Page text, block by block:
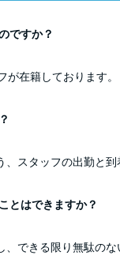
ですか？
在籍しております。
スタッフの出勤と到
とはできますか？
できる限り無駄のな